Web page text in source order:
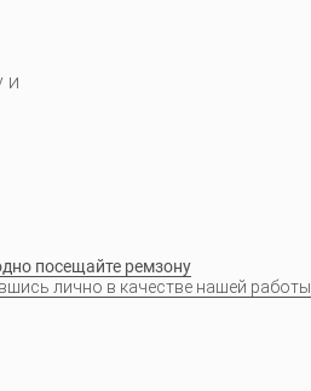
и
посещайте ремзону
лично в качестве нашей работы